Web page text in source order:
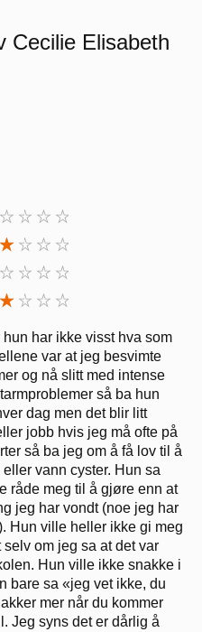
Cecilie Elisabeth
har ikke visst hva som
var at jeg besvimte
og nå slitt med intense
så ba hun
dag men det blir litt
jobb hvis jeg må ofte på
så ba jeg om å få lov til å
vann cyster. Hun sa
råde meg til å gjøre enn at
jeg har vondt (noe jeg har
Hun ville heller ikke gi meg
om jeg sa at det var
Hun ville ikke snakke i
bare sa «jeg vet ikke, du
mer når du kommer
Jeg syns det er dårlig å